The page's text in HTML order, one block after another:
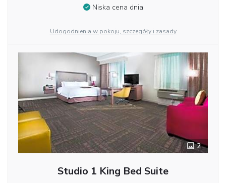
Niska cena dnia
Udogodnienia w pokoju, szczegóły i zasady
2
Studio 1 King Bed Suite